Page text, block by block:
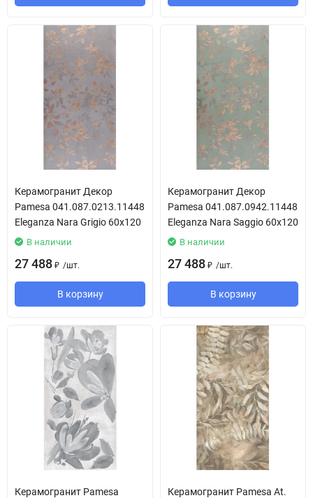
Керамогранит Декор
Pamesa 041.087.0213.11448
Eleganza Nara Grigio 60x120
В наличии
27 488 ₽ /шт.
В корзину
Керамогранит Декор
Pamesa 041.087.0942.11448
Eleganza Nara Saggio 60x120
В наличии
27 488 ₽ /шт.
В корзину
Керамогранит Pamesa
Керамогранит Pamesa At.